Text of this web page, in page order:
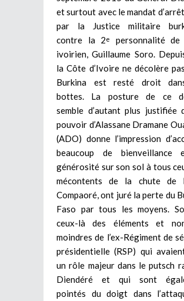
et surtout avec le mandat
par la Justice militaire
contre la 2e
personnalité de
ivoirien, Guillaume Soro.
la Côte d’Ivoire ne décolère
Burkina est resté droit
bottes. La posture de ce
semble d’autant plus justifiée
pouvoir d’Alassane Dramane
(ADO) donne l’impression
beaucoup de bienveillance
générosité sur son sol à tous
mécontents de la chute de
Compaoré, ont juré la perte du
Faso par tous les moyens.
ceux-là des éléments et
moindres de l’ex-Régiment de
présidentielle (RSP) qui
un rôle majeur dans le putsch
Diendéré et qui sont
pointés du doigt dans